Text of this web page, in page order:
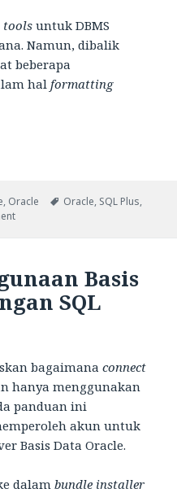
tools untuk DBMS
Namun, dibalik
beberapa
halformatting
Oracle dengan
, Oracle Tags
Oracle, SQL Plus,
on Tips Menggunakan Oracle
Basis
SQL
bagaimanaconnect
hanya menggunakan
panduan ini
akun untuk
Basis Data Oracle.
dalambundle installer